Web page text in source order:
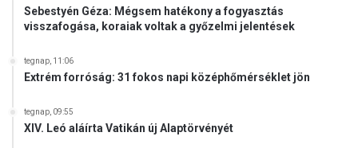
Sebestyén Géza: Mégsem hatékony a fogyasztás
visszafogása, koraiak voltak a győzelmi jelentések
tegnap, 11:06
Extrém forróság: 31 fokos napi középhőmérséklet jön
tegnap, 09:55
XIV. Leó aláírta Vatikán új Alaptörvényét